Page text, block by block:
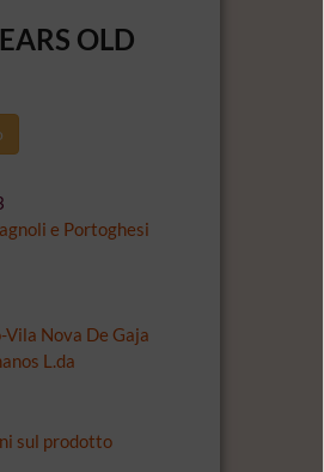
OLD
e Portoghesi
Nova De Gaja
L.da
sul prodotto